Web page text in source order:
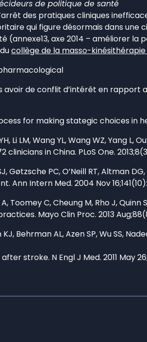
de politique de santé
des pratiques cliniques
qui figure désormais dans
(annexe13, axe 2014 – améliorer
collège de la masso-kinésithérapie
avoir de conflit d’intérêt en rapport
for making stategic choices in
YH, Li LM, Wang YL, Wang WZ,
in China. PLoS One.
Gøtzsche PC, O’Neill RT, Altman
Ann Intern Med. 2004 Nov
Toomey C, Cheung M, Rho J,
Mayo Clin Proc. 2013
Behrman AL, Azen SP, Wu SS,
stroke. N Engl J Med. 2011 May